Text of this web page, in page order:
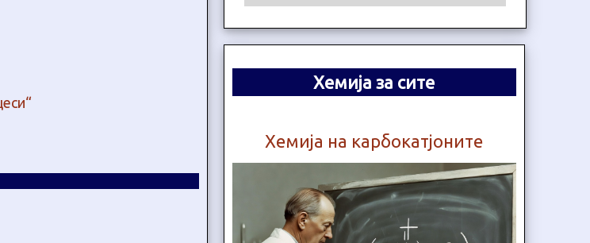
Хемија за сите
Хемија на карбокатјоните